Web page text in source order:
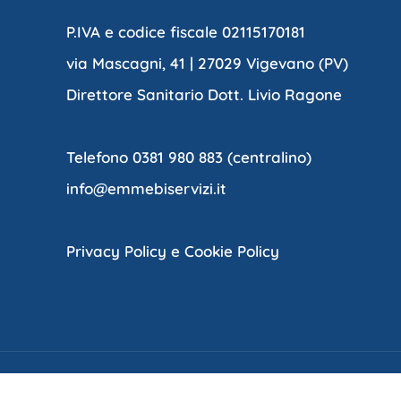
P.IVA e codice fiscale 02115170181
via Mascagni, 41 | 27029 Vigevano (PV)
Direttore Sanitario Dott. Livio Ragone
Telefono 0381 980 883 (centralino)
info@emmebiservizi.it
Privacy Policy e Cookie Policy